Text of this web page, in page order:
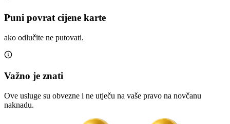
Puni povrat cijene karte
ako odlučite ne putovati.
Važno je znati
Ove usluge su obvezne i ne utječu na vaše pravo na novčanu
naknadu.